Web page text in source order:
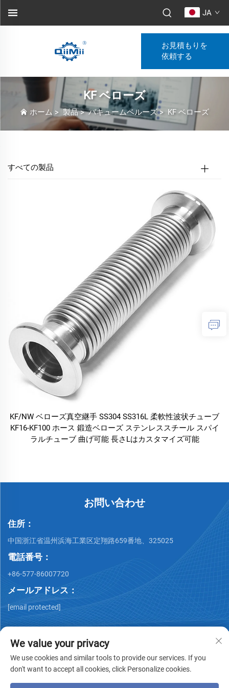
JA
お見積もりを
依頼する
KF ベローズ
ホーム >製品>バキュームベルーズ> KF ベローズ
すべての製品
KF/NW ベローズ真空継手 SS304 SS316L 柔軟性波状チューブ
KF16-KF100 ホース 鍛造ベローズ ステンレススチール スパイ
ラルチューブ 曲げ可能 長さLはカスタマイズ可能
お問い合わせ
住所：
中国浙江省温州浜海工業区定翔路659番地、325025
電話番号：
+86-577-86007720
メールアドレス：
[email protected]
We value your privacy
We use cookies and similar tools to provide our services. If you
don't want to accept all cookies, click Personalize cookies.